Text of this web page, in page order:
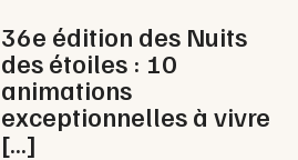
36e édition des Nuits
des étoiles : 10
animations
exceptionnelles à vivre
[…]